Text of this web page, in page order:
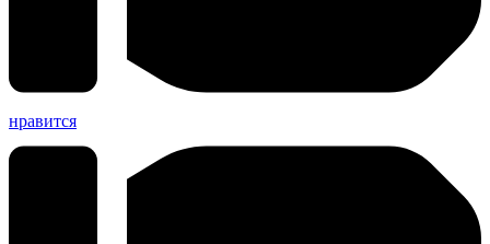
нравится